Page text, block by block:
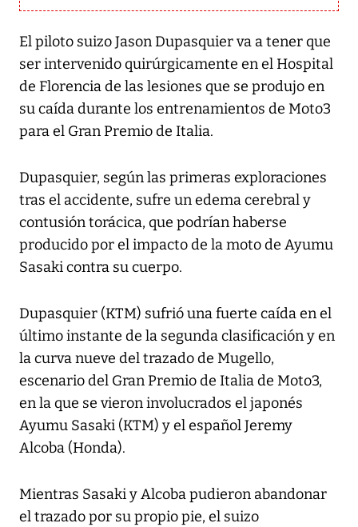
El piloto suizo Jason Dupasquier va a tener que
ser intervenido quirúrgicamente en el Hospital
de Florencia de las lesiones que se produjo en
su caída durante los entrenamientos de Moto3
para el Gran Premio de Italia.
Dupasquier, según las primeras exploraciones
tras el accidente, sufre un edema cerebral y
contusión torácica, que podrían haberse
producido por el impacto de la moto de Ayumu
Sasaki contra su cuerpo.
Dupasquier (KTM) sufrió una fuerte caída en el
último instante de la segunda clasificación y en
la curva nueve del trazado de Mugello,
escenario del Gran Premio de Italia de Moto3,
en la que se vieron involucrados el japonés
Ayumu Sasaki (KTM) y el español Jeremy
Alcoba (Honda).
Mientras Sasaki y Alcoba pudieron abandonar
el trazado por su propio pie, el suizo